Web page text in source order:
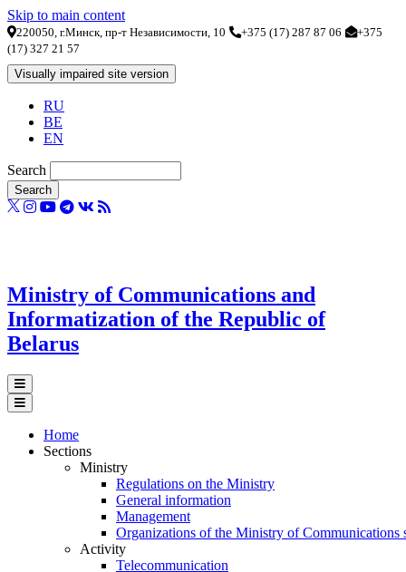
Skip to main content
220050, г.Минск, пр-т Независимости, 10 +375 (17) 287 87 06
+375
(17) 327 21 57
RU
BE
EN
Search
Ministry of Communications and
Informatization of the Republic of
Belarus
Home
Sections
Ministry
Regulations on the Ministry
General information
Management
Organizations of the Ministry of Communications
Activity
Telecommunication